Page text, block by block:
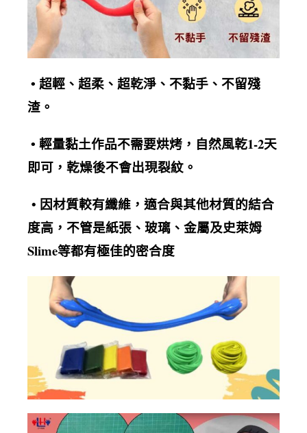
• 超輕、超柔、超乾淨、不黏手、不留殘
渣 。
• 輕量黏土作品不需要烘烤，自然風乾1-2天
即可，乾燥後不會出現裂紋 。
• 因材質較有纖維，適合與其他材質的結合
度高，不管是紙張、玻璃、金屬及史萊姆
Slime等都有極佳的密合度